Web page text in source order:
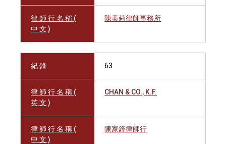
律 師 行 名 稱 (
中 文 )
陳美莉律師事務所
紀 錄 63
律 師 行 名 稱 (
英 文 )
CHAN & CO., K.F.
律 師 行 名 稱 (
中 文 )
陳家鋒律師行